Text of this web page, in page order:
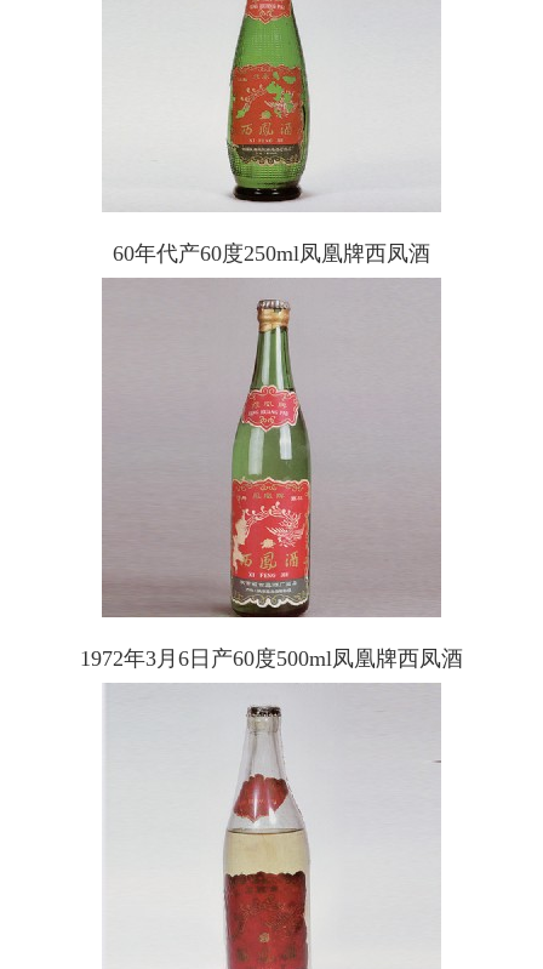
60年代产60度250ml凤凰牌西凤酒
1972年3月6日产60度500ml凤凰牌西凤酒